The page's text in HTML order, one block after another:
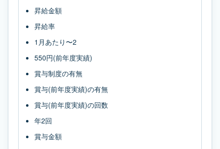
昇給金額
昇給率
1月あたり〜2
550円(前年度実績)
賞与制度の有無
賞与(前年度実績)の有無
賞与(前年度実績)の回数
年2回
賞与金額